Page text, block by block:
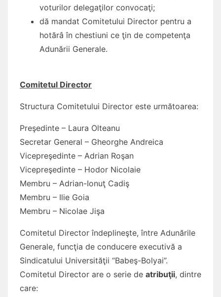
voturilor delegaţilor convocaţi;
dă mandat Comitetului Director pentru a
hotărâ în chestiuni ce ţin de competenţa
Adunării Generale.
Comitetul Director
Structura Comitetului Director este următoarea:
Preşedinte – Laura Olteanu
Secretar General – Gheorghe Andreica
Vicepreşedinte – Adrian Roşan
Vicepreşedinte – Hodor Nicolaie
Membru – Adrian-Ionuţ Cadiş
Membru – Ilie Goia
Membru – Nicolae Jişa
Comitetul Director îndeplineşte, între Adunările
Generale, funcţia de conducere executivă a
Sindicatului Universităţii “Babeş-Bolyai”.
Comitetul Director are o serie de atribuţii, dintre
care: